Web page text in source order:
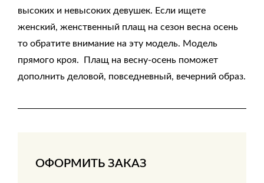
высоких и невысоких девушек. Если ищете
женский, женственный плащ на сезон весна осень
то обратите внимание на эту модель. Модель
прямого кроя. Плащ на весну-осень поможет
дополнить деловой, повседневный, вечерний образ.
ОФОРМИТЬ ЗАКАЗ